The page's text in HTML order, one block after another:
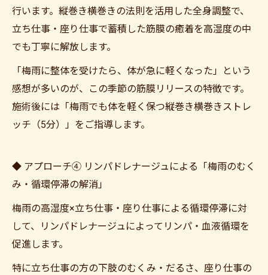
行います。縦巻き横巻きの法則を活用した全身調整で、
立ち仕事・座り仕事で蓄積した筋膜の癒着を高湿度の中
でも丁寧に解放します。
「梅雨に整体を受けたら、体が急に軽くなった」という
感想が多いのが、この季節の筋膜リリースの特徴です。
施術後には「梅雨でも体を軽く保つ縦巻き横巻きストレ
ッチ（5分）」をご指導します。
◆ アプローチ④ リンパドレナージュによる「梅雨のむく
み・循環停滞の解消」
梅雨の高湿度×立ち仕事・座り仕事による循環停滞に対
して、リンパドレナージュによってリンパ・血液循環を
促進します。
特に立ち仕事の方の下肢のむくみ・だるさ、座り仕事の